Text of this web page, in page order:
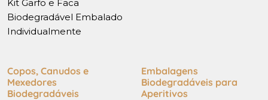
Kit Garfo e Faca
Biodegradável Embalado
Individualmente
Copos, Canudos e
Mexedores
Biodegradáveis
Embalagens
Biodegradáveis para
Aperitivos